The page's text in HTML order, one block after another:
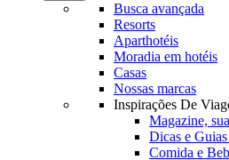
Busca avançada
Resorts
Aparthotéis
Moradia em hotéis
Casas
Nossas marcas
Inspirações De
Magazine,
Dicas e
Comida e